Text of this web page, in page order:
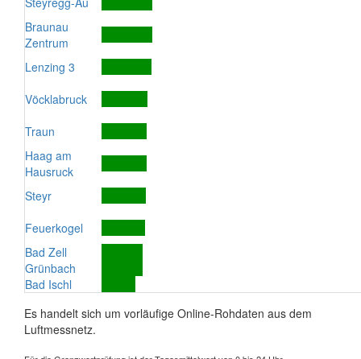
Braunau
Zentrum
Lenzing 3
Vöcklabruck
Traun
Haag am
Hausruck
Steyr
Feuerkogel
Bad Zell
Grünbach
Bad Ischl
Es handelt sich um vorläufige Online-Rohdaten aus dem
Luftmessnetz.